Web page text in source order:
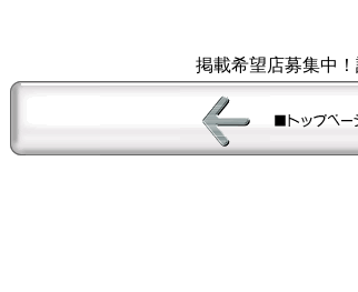
掲載希望店募集中